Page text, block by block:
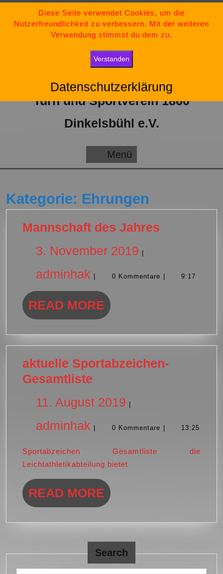
Inhalt
09851-554730
tsv-dinkelsbuehl@t-online.de
„Bleib stark, bleib positiv und gib niemals auf.“
Turn und Sportverein 1860
Dinkelsbühl e.V.
Menü
Kategorie: Ehrungen
Mannschaft des Jahres
3. November 2019 3.
November
adminhak adminhak
0 Kommentare 9:17
READ MORE READ
aktuelle Sportabzeichen-
Gesamtliste
Gesamtliste
11. August 2019 11.
August
2019
adminhak adminhak
0 Kommentare 13:25
Sportabzeichen Gesamtliste die
Leichtathletikabteilung bietet
READ MORE READ
Search
Diese Seite verwendet Cookies, um die
Nutzerfreundlichkeit zu verbessern. Mit der weiteren
Verwendung stimmst du dem zu.
Verstanden
Datenschutzerklärung